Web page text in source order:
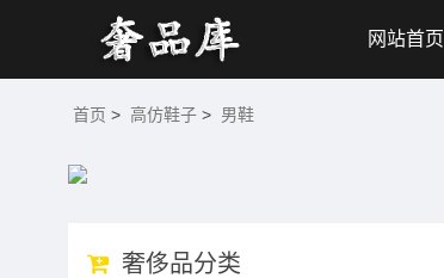
网站首页
首页 > 高仿鞋子 > 男鞋
奢侈品分类